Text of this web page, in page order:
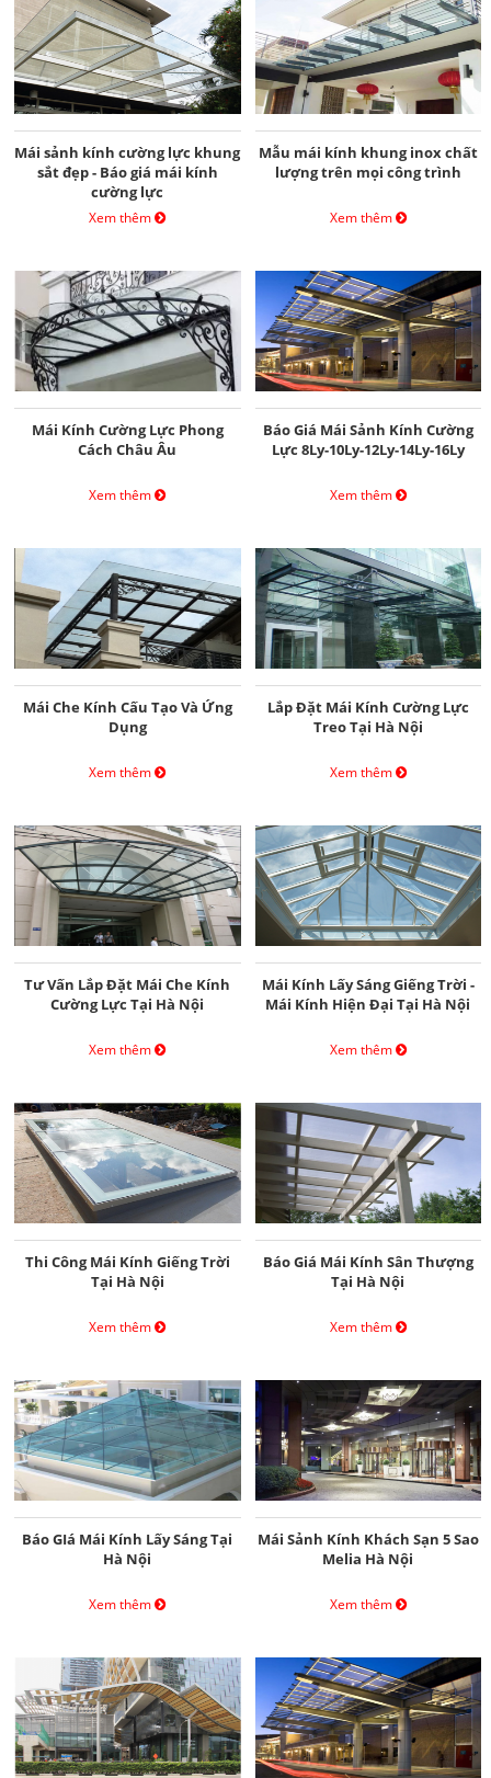
Mái sảnh kính cường lực khung
sắt đẹp - Báo giá mái kính
cường lực
Xem thêm
Mẫu mái kính khung inox chất
lượng trên mọi công trình
Xem thêm
Mái Kính Cường Lực Phong
Cách Châu Âu
Xem thêm
Báo Giá Mái Sảnh Kính Cường
Lực 8Ly-10Ly-12Ly-14Ly-16Ly
Xem thêm
Mái Che Kính Cấu Tạo Và Ứng
Dụng
Xem thêm
Lắp Đặt Mái Kính Cường Lực
Treo Tại Hà Nội
Xem thêm
Tư Vấn Lắp Đặt Mái Che Kính
Cường Lực Tại Hà Nội
Xem thêm
Mái Kính Lấy Sáng Giếng Trời -
Mái Kính Hiện Đại Tại Hà Nội
Xem thêm
Thi Công Mái Kính Giếng Trời
Tại Hà Nội
Xem thêm
Báo Giá Mái Kính Sân Thượng
Tại Hà Nội
Xem thêm
Báo GIá Mái Kính Lấy Sáng Tại
Hà Nội
Xem thêm
Mái Sảnh Kính Khách Sạn 5 Sao
Melia Hà Nội
Xem thêm